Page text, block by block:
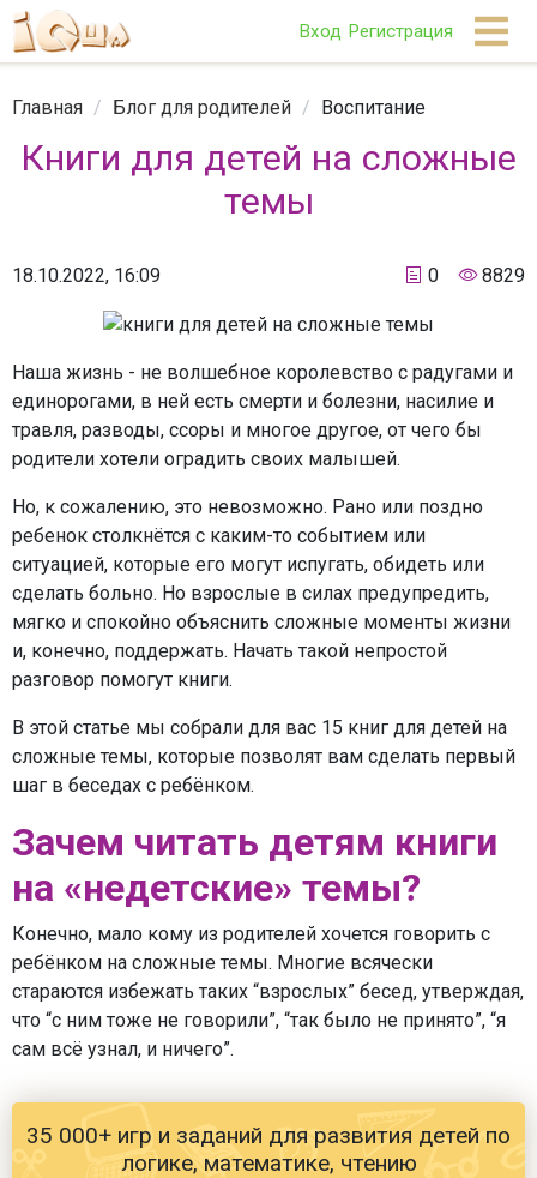
Вход Регистрация
Главная / Блог для родителей / Воспитание
Книги для детей на сложные
темы
18.10.2022, 16:09 0 8829
Наша жизнь - не волшебное королевство с радугами и
единорогами, в ней есть смерти и болезни, насилие и
травля, разводы, ссоры и многое другое, от чего бы
родители хотели оградить своих малышей.
Но, к сожалению, это невозможно. Рано или поздно
ребенок столкнётся с каким-то событием или
ситуацией, которые его могут испугать, обидеть или
сделать больно. Но взрослые в силах предупредить,
мягко и спокойно объяснить сложные моменты жизни
и, конечно, поддержать. Начать такой непростой
разговор помогут книги.
В этой статье мы собрали для вас 15 книг для детей на
сложные темы, которые позволят вам сделать первый
шаг в беседах с ребёнком.
Зачем читать детям книги
на «недетские» темы?
Конечно, мало кому из родителей хочется говорить с
ребёнком на сложные темы. Многие всячески
стараются избежать таких “взрослых” бесед, утверждая,
что “с ним тоже не говорили”, “так было не принято”, “я
сам всё узнал, и ничего”.
35 000+ игр и заданий для развития детей по
логике, математике, чтению